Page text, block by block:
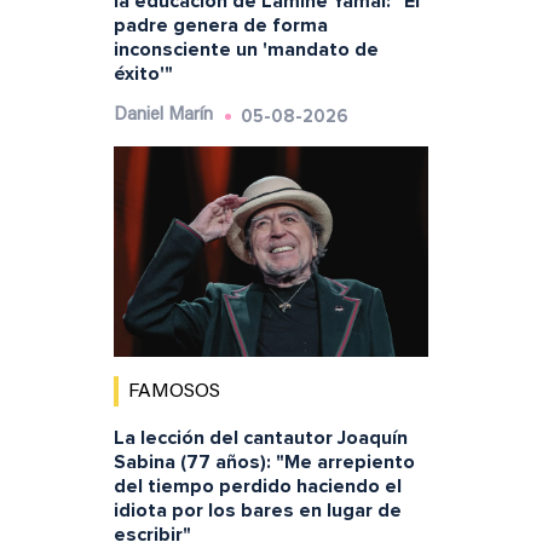
padre genera de forma
inconsciente un 'mandato de
éxito'"
Daniel Marín 05-08-2026
FAMOSOS
La lección del cantautor Joaquín
Sabina (77 años): "Me arrepiento
del tiempo perdido haciendo el
idiota por los bares en lugar de
escribir"